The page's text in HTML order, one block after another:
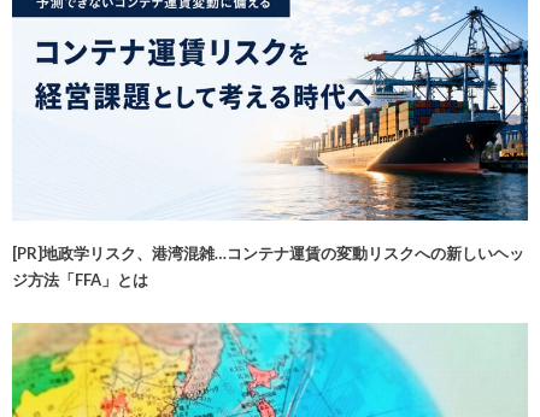
[PR]地政学リスク、港湾混雑…コンテナ運賃の変動リスクへの新しいヘッ
ジ方法「FFA」とは